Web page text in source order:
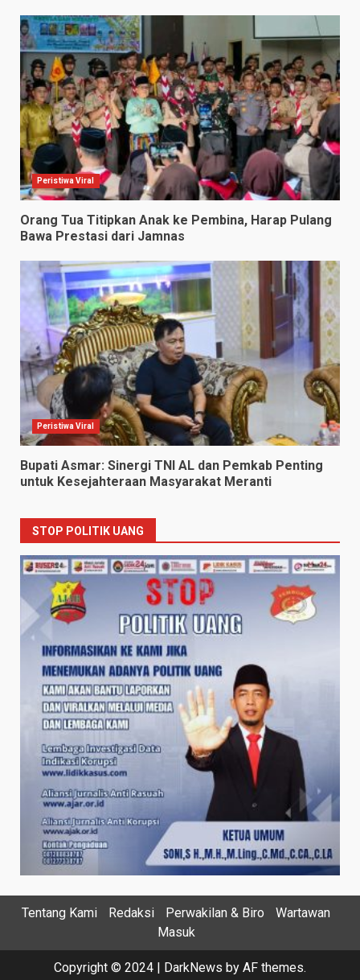
Peristiwa Viral
Orang Tua Titipkan Anak ke Pembina, Harap Pulang
Bawa Prestasi dari Jamnas
Peristiwa Viral
Bupati Asmar: Sinergi TNI AL dan Pemkab Penting
untuk Kesejahteraan Masyarakat Meranti
STOP POLITIK UANG
Tentang Kami Redaksi Perwakilan & Biro
Wartawan
Masuk
Copyright © 2024 DarkNews by AF themes.